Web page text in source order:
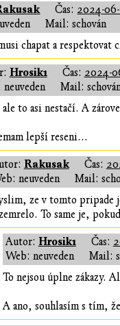
Čas: 2024-
Mail: schován
chapat a
Hrosik1 Čas: 2024-
neuveden
Mail:
ale to asi nestačí. A
lepší reseni...
Rakusak Čas:
neuveden
Mail:
ze v tomto pripade
To same je,
Autor: Hrosik1 Čas:
Web: neuveden
Mail:
To nejsou úplne zákazy.
A ano, souhlasím s tím,